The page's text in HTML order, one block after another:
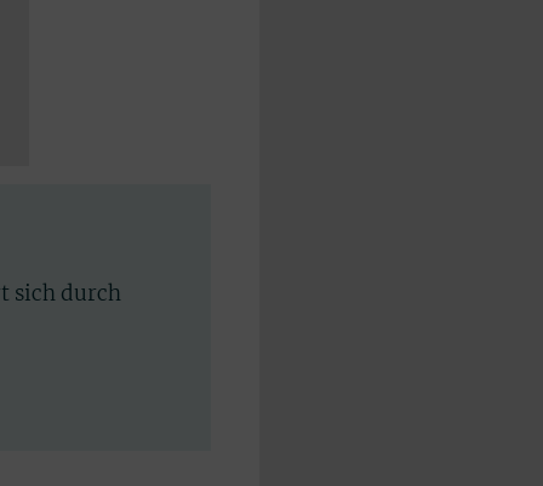
sich durch